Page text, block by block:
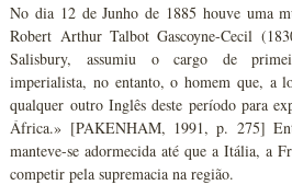
No dia 12 de Junho de 1885 houve uma
Robert Arthur Talbot Gascoyne-Cecil
Salisbury, assumiu o cargo de
imperialista, no entanto, o homem que, a
qualquer outro Inglês deste período para
África.» [PAKENHAM, 1991, p. 275]
manteve-se adormecida até que a Itália, a
competir pela supremacia na região.